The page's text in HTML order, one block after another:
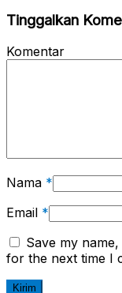
Tinggalkan
Komentar
Nama *
Email *
Save my
for the next time I